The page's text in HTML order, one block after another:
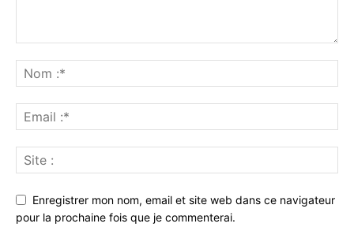
Enregistrer mon nom, email et site web dans ce navigateur
pour la prochaine fois que je commenterai.